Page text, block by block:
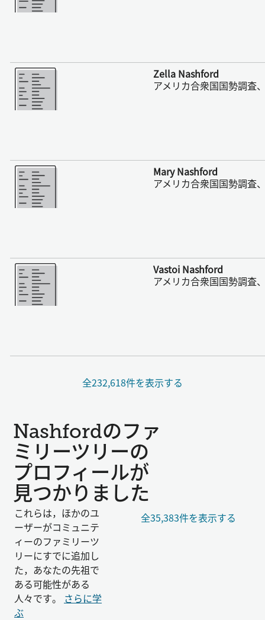
さらに表示
Zella Nashford
アメリカ合衆国国勢調査
さらに表示
Mary Nashford
アメリカ合衆国国勢調査
さらに表示
Vastoi Nashford
アメリカ合衆国国勢調査
全232,618件を表示する
Nashfordのファ
ミリーツリーの
プロフィールが
見つかりました
これらは，ほかのユ
ーザーがコミュニテ
ィーのファミリーツ
リーにすでに追加し
た，あなたの先祖で
ある可能性がある
人々です。 さらに学
ぶ
全35,383件を表示する